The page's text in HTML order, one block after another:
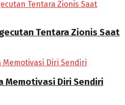
Tentara Zionis Saat
Memotivasi Diri Sendiri